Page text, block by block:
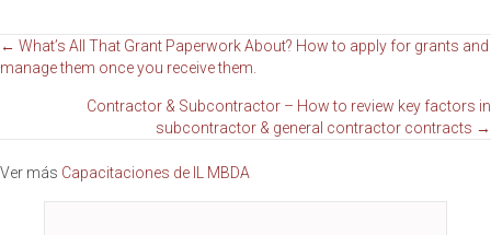
Navegación
← What’s All That Grant Paperwork About? How to apply for grants and
manage them once you receive them.
Contractor & Subcontractor – How to review key factors in
subcontractor & general contractor contracts →
Ver más Capacitaciones de IL MBDA